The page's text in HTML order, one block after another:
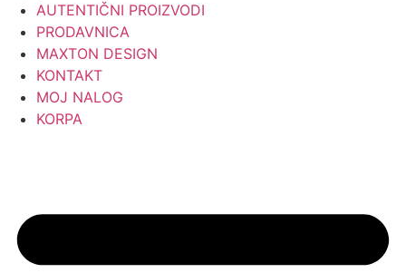
AUTENTIČNI PROIZVODI
PRODAVNICA
MAXTON DESIGN
KONTAKT
MOJ NALOG
KORPA